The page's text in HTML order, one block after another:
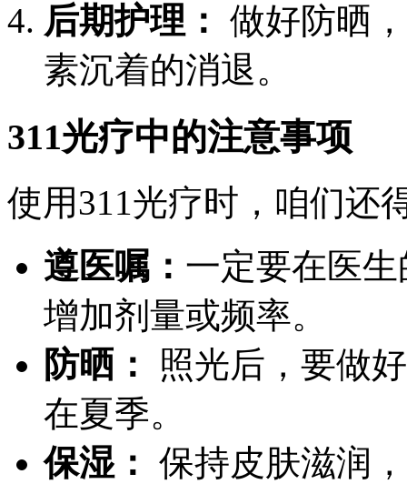
后期护理： 做好防晒
素沉着的消退。
311光疗中的注意事项
使用311光疗时，咱们还
遵医嘱： 一定要在医
增加剂量或频率。
防晒：
照光后，要做
在夏季。
保湿： 保持皮肤滋润